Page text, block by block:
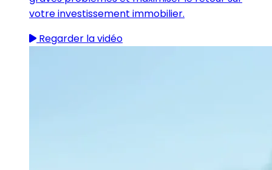
votre investissement immobilier.
Regarder la vidéo